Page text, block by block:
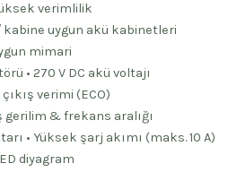
verimlilik
kabine uygun akü kabinetleri
mimari
• 270 V DC akü voltajı
verimi (ECO)
gerilim & frekans aralığı
• Yüksek şarj akımı (maks. 10 A)
diyagram